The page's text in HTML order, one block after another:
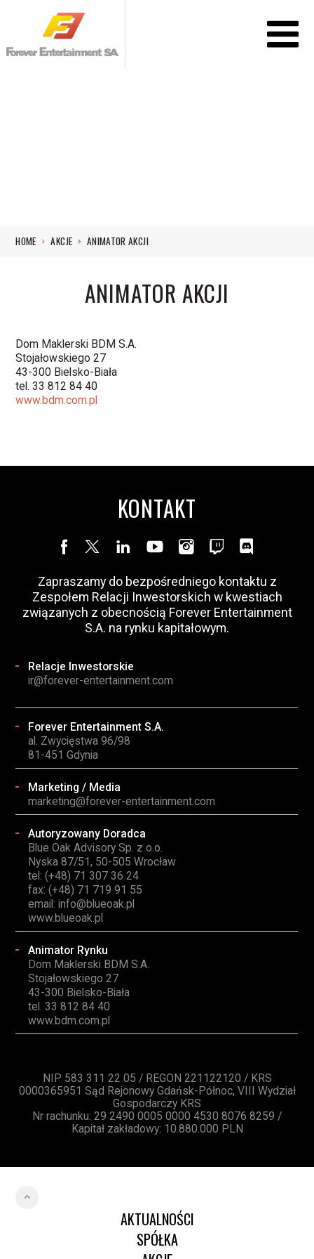
HOME AKCJE ANIMATOR AKCJI
ANIMATOR AKCJI
Dom Maklerski BDM S.A.
Stojałowskiego 27
43-300 Bielsko-Biała
tel. 33 812 84 40
www.bdm.com.pl
KONTAKT
Zapraszamy do bezpośredniego kontaktu z
Zespołem Relacji Inwestorskich w kwestiach
związanych z obecnością Forever Entertainment
S.A. na rynku kapitałowym.
Relacje Inwestorskie
ir@forever-entertainment.com
Forever Entertainment S.A.
al. Zwycięstwa 96/98
81-451 Gdynia
Marketing / Media
marketing@forever-entertainment.com
Autoryzowany Doradca
Blue Oak Advisory Sp. z o.o.
Nyska 87/51, 50-505 Wrocław
tel: (+48) 71 307 36 24
fax: (+48) 71 719 91 55
email:info@blueoak.pl
www.blueoak.pl
Animator Rynku
Dom Maklerski BDM S.A.
Stojałowskiego 27
43-300 Bielsko-Biała
tel. 33 812 84 40
www.bdm.com.pl
NIP 583 311 22 05 / REGON 221122120 / KRS
0000365951 Sąd Rejonowy Gdańsk-Północ, VIII Wydział
Gospodarczy KRS
Nr rachunku: 29 2490 0005 0000 4530 8076 8259 /
Kapitał zakładowy: 10.880.000 PLN
AKTUALNOŚCI
SPÓŁKA